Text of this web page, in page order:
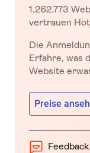
1.262.773
vertrauen
Die
Erfahre, was
Website
Preise
Feedback